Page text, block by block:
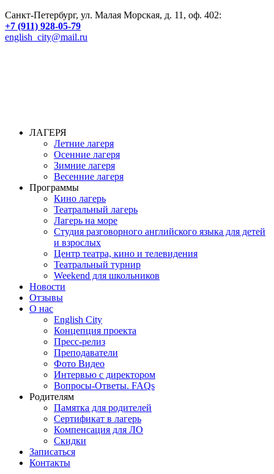
Санкт-Петербург, ул. Малая Морская, д. 11, оф. 402:
+7 (911) 928-05-79
english_city@mail.ru
ЛАГЕРЯ
Летние лагеря
Осенние лагеря
Зимние лагеря
Весенние лагеря
Программы
Кино лагерь
Театральный лагерь
Лагерь на море
Студия разговорного английского языка для детей
и взрослых
Центр театра, кино и телевидения
Театральный турнир
Weekend для школьников
Новости
Отзывы
О нас
English City
Концепция проекта
Пресс-релиз
Преподаватели
Фото Видео
Интервью с директором
Вопросы-Ответы. FAQs
Родителям
Памятка для родителей
Сертификат в лагерь
Компенсация для ЛО
Скидки
Записаться
Контакты